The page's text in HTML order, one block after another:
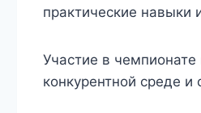
практические навыки
Участие в чемпионате
конкурентной среде